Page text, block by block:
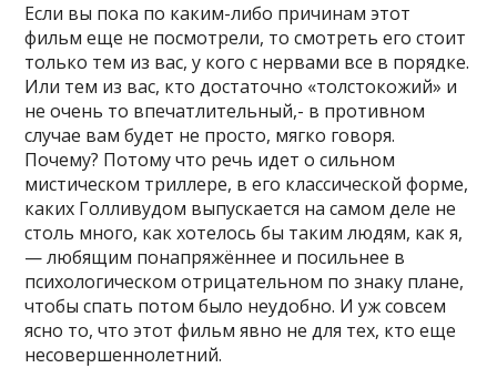
Если вы пока по каким-либо причинам этот
фильм еще не посмотрели, то смотреть его стоит
только тем из вас, у кого с нервами все в порядке.
Или тем из вас, кто достаточно «толстокожий» и
не очень то впечатлительный,- в противном
случае вам будет не просто, мягко говоря.
Почему? Потому что речь идет о сильном
мистическом триллере, в его классической форме,
каких Голливудом выпускается на самом деле не
столь много, как хотелось бы таким людям, как я,
— любящим понапряжённее и посильнее в
психологическом отрицательном по знаку плане,
чтобы спать потом было неудобно. И уж совсем
ясно то, что этот фильм явно не для тех, кто еще
несовершеннолетний.